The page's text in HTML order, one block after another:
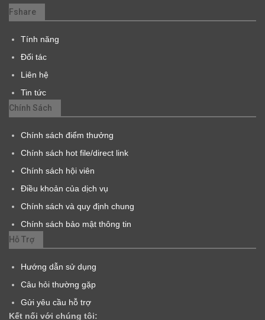
Fshare
Tính năng
Đối tác
Liên hệ
Tin tức
Chính Sách
Chính sách điểm thưởng
Chính sách hot file/direct link
Chính sách hội viên
Điều khoản của dịch vụ
Chính sách và quy định chung
Chính sách bảo mật thông tin
Hỗ Trợ
Hướng dẫn sử dụng
Câu hỏi thường gặp
Gửi yêu cầu hỗ trợ
Kết nối với chúng tôi: